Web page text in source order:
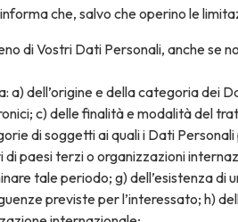
che, salvo che operino le
di Vostri Dati Personali, anche se
a) dell’origine e della categoria dei
c) delle finalità e modalità del
di soggetti ai quali i Dati
paesi terzi o organizzazioni
tale periodo; g) dell’esistenza di
previste per l’interessato; h)